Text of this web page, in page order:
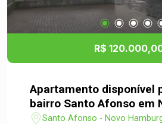
R$
Apartamento disponível
bairro Santo Afonso em
Hamburgo
Santo Afonso - Novo